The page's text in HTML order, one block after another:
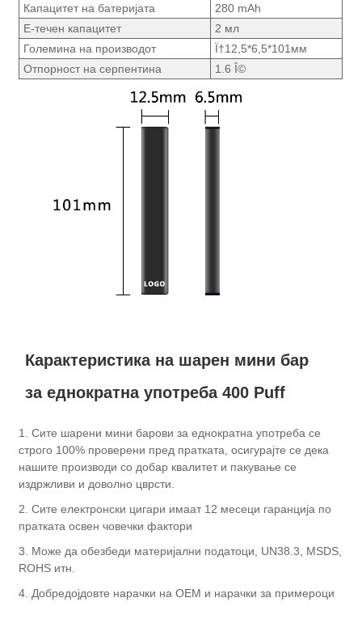
Капацитет на батеријата
280 mAh
Е-течен капацитет
2 мл
Големина на производот
Ï†12,5*6,5*101мм
Отпорност на серпентина
1.6 Î©
Карактеристика на шарен мини бар
за еднократна употреба 400 Puff
1. Сите шарени мини барови за еднократна употреба се
строго 100% проверени пред пратката, осигурајте се дека
нашите производи со добар квалитет и пакување се
издржливи и доволно цврсти.
2. Сите електронски цигари имаат 12 месеци гаранција по
пратката освен човечки фактори
3. Може да обезбеди материјални податоци, UN38.3, MSDS,
ROHS итн.
4. Добредојдовте нарачки на OEM и нарачки за примероци